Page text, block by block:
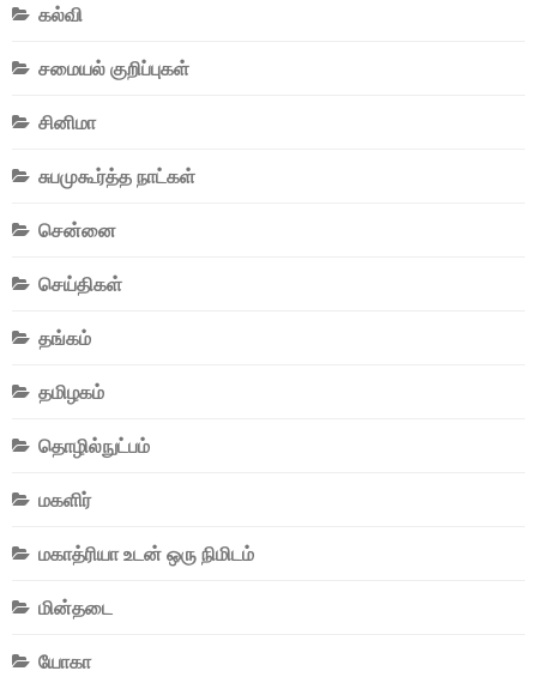
கல்வி
சமையல் குறிப்புகள்
சினிமா
சுபமுகூர்த்த நாட்கள்
சென்னை
செய்திகள்
தங்கம்
தமிழகம்
தொழில்நுட்பம்
மகளிர்
மகாத்ரியா உடன் ஒரு நிமிடம்
மின்தடை
யோகா